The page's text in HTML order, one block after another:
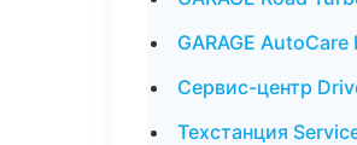
GARAGE
Сервис-центр
Техстанция